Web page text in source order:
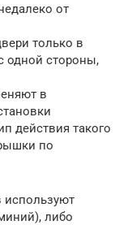
от
только в
одной стороны,
в
действия такого
по
используют
либо